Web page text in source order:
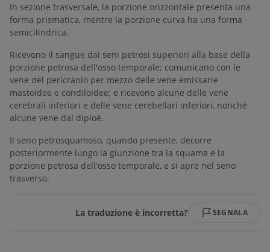
In sezione trasversale, la porzione orizzontale presenta una
forma prismatica, mentre la porzione curva ha una forma
semicilindrica.
Ricevono il sangue dai seni petrosi superiori alla base della
porzione petrosa dell'osso temporale; comunicano con le
vene del pericranio per mezzo delle vene emissarie
mastoidee e condiloidee; e ricevono alcune delle vene
cerebrali inferiori e delle vene cerebellari inferiori, nonché
alcune vene dal diploè.
Il seno petrosquamoso, quando presente, decorre
posteriormente lungo la giunzione tra la squama e la
porzione petrosa dell'osso temporale, e si apre nel seno
trasverso.
La traduzione è incorretta? SEGNALA